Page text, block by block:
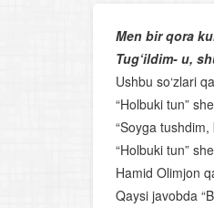
Men bir qora
Tug‘ildim- u,
Ushbu so‘zlari
“Holbuki tun”
“Soyga tushdim,
“Holbuki tun”
Hamid Olimjon
Qaysi javobda